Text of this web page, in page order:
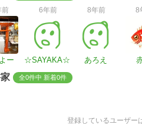
前
ー
6年前
☆SAYAKA☆
8年前
あろえ
8
全0件中 新着0件
登録しているユーザー